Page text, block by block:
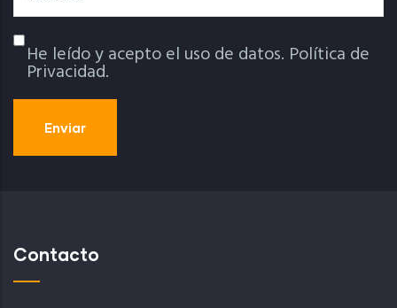
Política De Privacidad
He leído y acepto el uso de datos. Política de
Privacidad.
Contacto